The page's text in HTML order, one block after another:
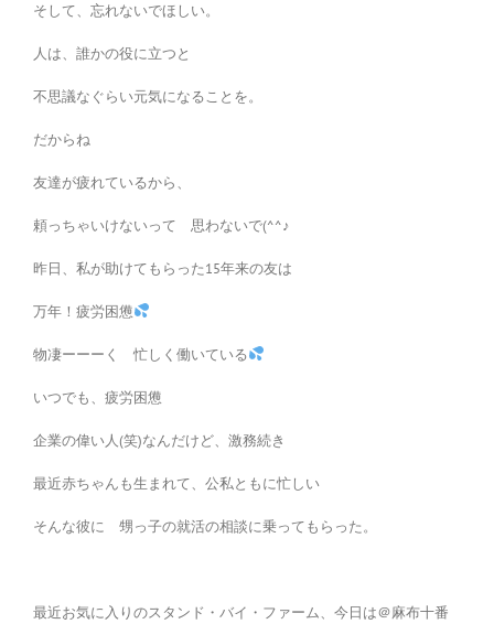
そして、忘れないでほしい。
人は、誰かの役に立つと
不思議なぐらい元気になることを。
だからね
友達が疲れているから、
頼っちゃいけないって 思わないで(^^♪
昨日、私が助けてもらった15年来の友は
万年！疲労困憊
物凄ーーーく 忙しく働いている
いつでも、疲労困憊
企業の偉い人(笑)なんだけど、激務続き
最近赤ちゃんも生まれて、公私ともに忙しい
そんな彼に 甥っ子の就活の相談に乗ってもらった。
最近お気に入りのスタンド・バイ・ファーム、今日は＠麻布十番